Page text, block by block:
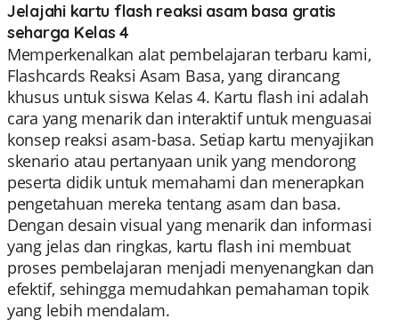
Jelajahi kartu flash reaksi asam basa gratis
seharga Kelas 4
Memperkenalkan alat pembelajaran terbaru kami,
Flashcards Reaksi Asam Basa, yang dirancang
khusus untuk siswa Kelas 4. Kartu flash ini adalah
cara yang menarik dan interaktif untuk menguasai
konsep reaksi asam-basa. Setiap kartu menyajikan
skenario atau pertanyaan unik yang mendorong
peserta didik untuk memahami dan menerapkan
pengetahuan mereka tentang asam dan basa.
Dengan desain visual yang menarik dan informasi
yang jelas dan ringkas, kartu flash ini membuat
proses pembelajaran menjadi menyenangkan dan
efektif, sehingga memudahkan pemahaman topik
yang lebih mendalam.